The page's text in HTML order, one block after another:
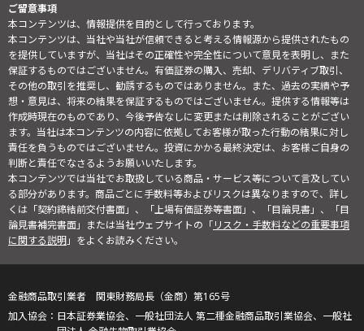
ご留意事項
本コンテンツは、情報提供を目的として行っております。
本コンテンツは、当社や当社が信頼できると考える情報源から提供されたもの
を提供していますが、当社はその正確性や完全性について意見を表明し、また
保証するものではございません。有価証券の購入、売却、デリバティブ取引、
その他の取引を推奨し、勧誘するものではありません。また、過去の実績や予
想・意見は、将来の結果を保証するものではございません。提供する情報等は
作成時現在のものであり、今後予告なしに変更または削除されることがござい
ます。当社は本コンテンツの内容に依拠してお客様が取った行動の結果に対し
責任を負うものではございません。投資にかかる最終決定は、お客様ご自身の
判断と責任でなさるようお願いいたします。
本コンテンツでは当社でお取扱している商品・サービス等について言及してい
る部分があります。商品ごとに手数料等およびリスクは異なりますので、詳し
くは「契約締結前交付書面」、「上場有価証券等書面」、「目論見書」、「目
論見書補完書面」または当社ウェブサイトの「リスク・手数料などの重要事項
に関する説明」をよくお読みください。
金融商品取引業者 関東財務局長（金商）第165号
日本証券業協会、一般社団法人 第二種金融商品取引業協会、一般社